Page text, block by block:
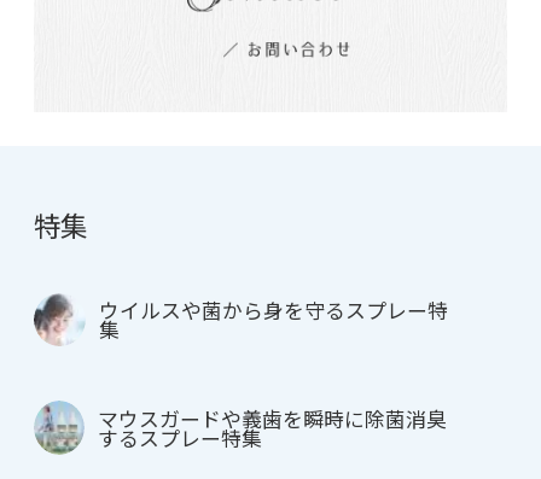
特集
ウイルスや菌から身を守るスプレー特
集
マウスガードや義歯を瞬時に除菌消臭
するスプレー特集